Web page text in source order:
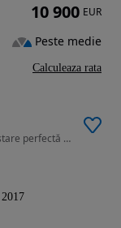
1969 cm3 • 120 CP • Volvo V40 Cross Country, in stare perfectă de funcționare.
2017
10 900 EUR
Peste medie
Calculeaza rata